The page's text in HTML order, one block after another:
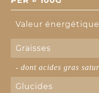
Valeur énergétique
Graisses
- dont acides gras
Glucides